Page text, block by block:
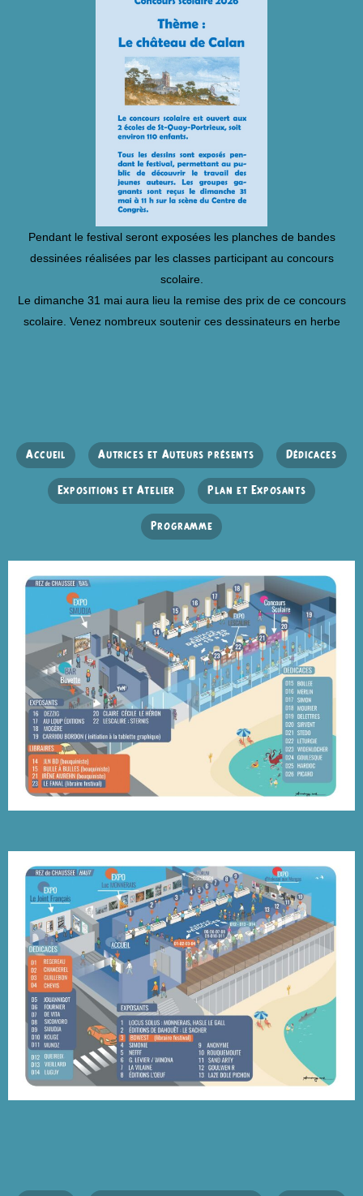
Pendant le festival seront exposées les planches de bandes
dessinées réalisées par les classes participant au concours
scolaire.
Le dimanche 31 mai aura lieu la remise des prix de ce concours
scolaire. Venez nombreux soutenir ces dessinateurs en herbe
Accueil Autrices et Auteurs présents Dédicaces
Expositions et Atelier Plan et Exposants
Programme